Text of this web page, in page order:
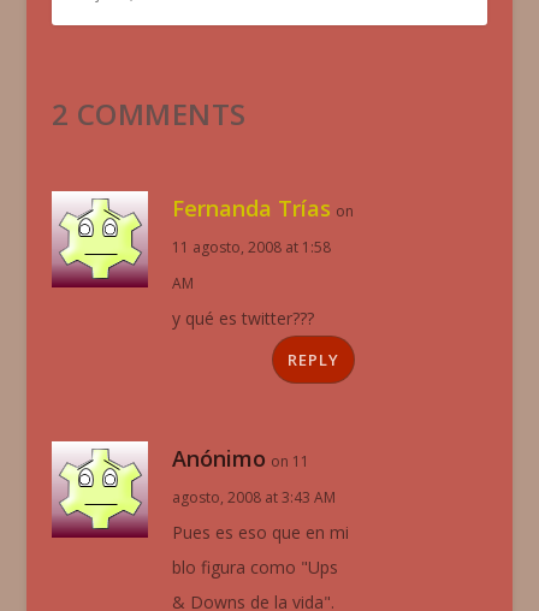
2 COMMENTS
Fernanda Trías on
11 agosto, 2008 at 1:58
AM
y qué es twitter???
REPLY
Anónimo on 11
agosto, 2008 at 3:43 AM
Pues es eso que en mi
blo figura como "Ups
& Downs de la vida".